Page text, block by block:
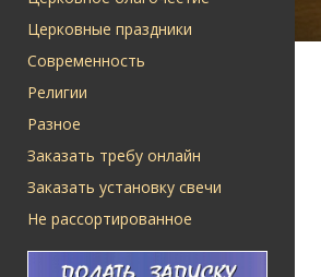
Церковные праздники
Современность
Религии
Разное
Заказать требу онлайн
Заказать установку свечи
Не рассортированное